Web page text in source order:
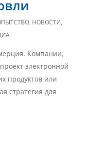
, НОВОСТИ,
Компании,
электронной
продуктов или
стратегия для